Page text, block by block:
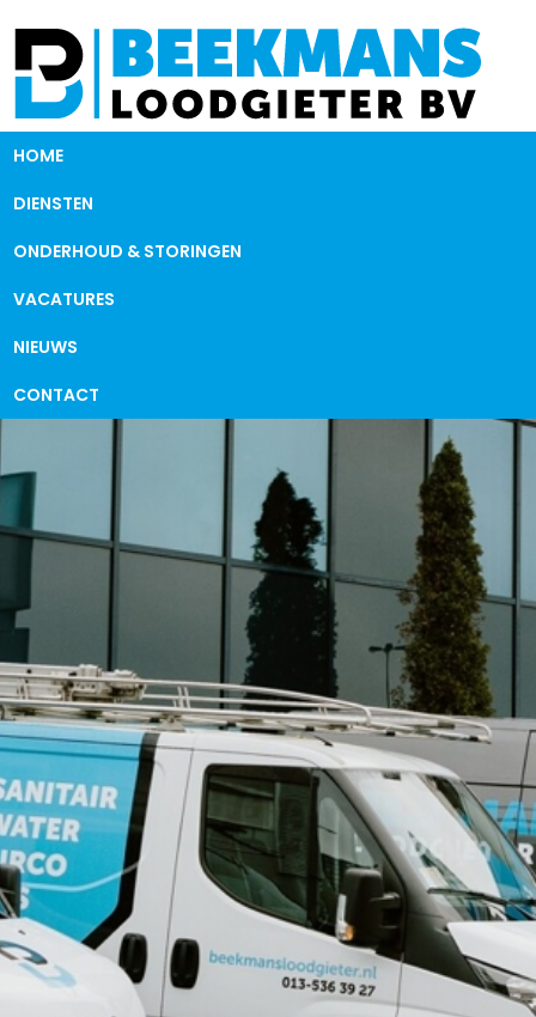
HOME
DIENSTEN
ONDERHOUD & STORINGEN
VACATURES
NIEUWS
CONTACT